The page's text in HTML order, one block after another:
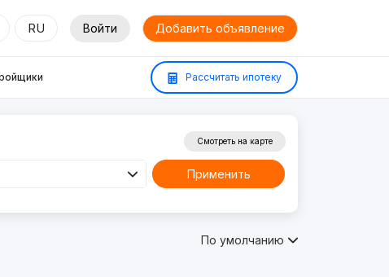
RU Войти Добавить объявление
Рассчитать ипотеку
Смотреть на карте
Применить
По умолчанию